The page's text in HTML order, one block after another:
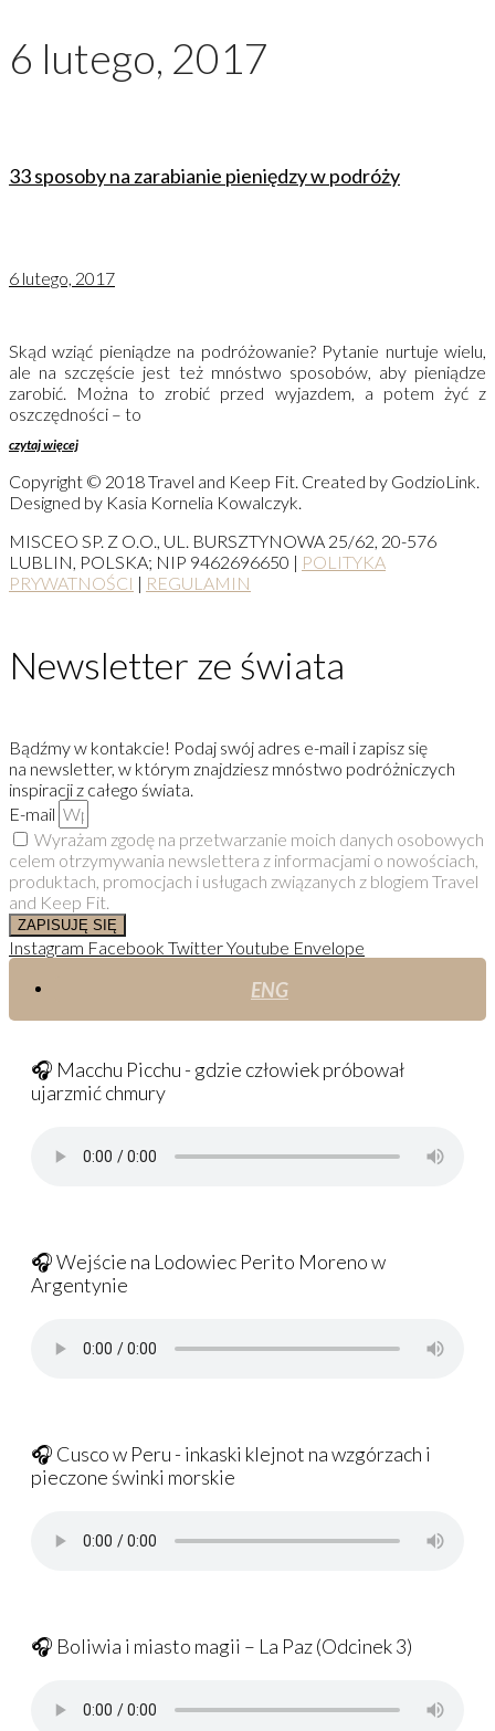
6 lutego, 2017
33 sposoby na zarabianie pieniędzy w podróży
6 lutego, 2017
Skąd wziąć pieniądze na podróżowanie? Pytanie nurtuje wielu,
ale na szczęście jest też mnóstwo sposobów, aby pieniądze
zarobić. Można to zrobić przed wyjazdem, a potem żyć z
oszczędności – to
czytaj więcej
Copyright © 2018 Travel and Keep Fit. Created by GodzioLink.
Designed by Kasia Kornelia Kowalczyk.
MISCEO SP. Z O.O., UL. BURSZTYNOWA 25/62, 20-576
LUBLIN, POLSKA; NIP 9462696650 | POLITYKA
PRYWATNOŚCI | REGULAMIN
Newsletter ze świata
Bądźmy w kontakcie! Podaj swój adres e-mail i zapisz się
na newsletter, w którym znajdziesz mnóstwo podróżniczych
inspiracji z całego świata.
E-mail
Wyrażam zgodę na przetwarzanie moich danych osobowych
celem otrzymywania newslettera z informacjami o nowościach,
produktach, promocjach i usługach związanych z blogiem Travel
and Keep Fit.
ZAPISUJĘ SIĘ
Instagram Facebook TwitterYoutube Envelope
ENG
🎧 Macchu Picchu - gdzie człowiek próbował
ujarzmić chmury
🎧 Wejście na Lodowiec Perito Moreno w
Argentynie
🎧 Cusco w Peru - inkaski klejnot na wzgórzach i
pieczone świnki morskie
🎧 Boliwia i miasto magii – La Paz (Odcinek 3)